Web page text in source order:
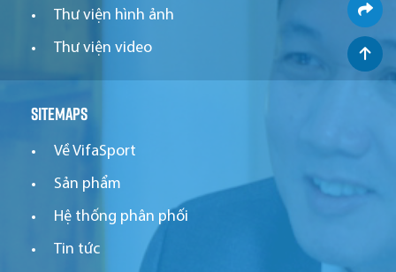
Thư viện hình ảnh
Thư viện video
Sitemaps
Về VifaSport
Sản phẩm
Hệ thống phân phối
Tin tức